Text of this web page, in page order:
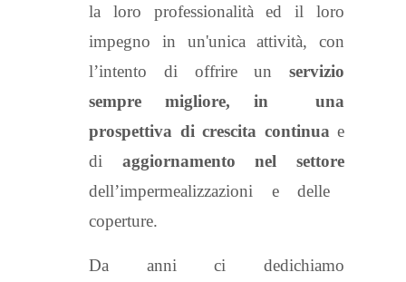
la loro professionalità ed il loro
impegno in un'unica attività, con
l’intento di offrire un servizio
sempre migliore, in una
prospettiva di crescita continua e
di aggiornamento nel settore
dell’impermealizzazioni e delle
coperture.
Da anni ci dedichiamo